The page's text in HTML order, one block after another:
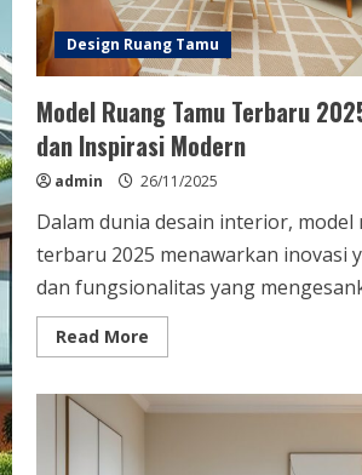
Design Ruang Tamu
Model Ruang Tamu Terbaru
dan Inspirasi Modern
admin 26/11/2025
Dalam dunia desain interior,
terbaru 2025 menawarkan inovasi
dan fungsionalitas yang
Read More
more
Tamu